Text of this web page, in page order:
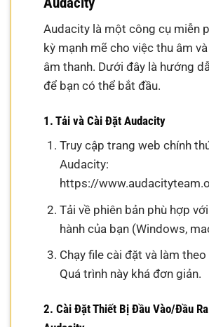
Audacity là một công cụ miễn
kỳ mạnh mẽ cho việc thu âm
âm thanh. Dưới đây là hướng
để bạn có thể bắt đầu.
1. Tải và Cài Đặt Audacity
Truy cập trang web chính
Audacity:
https://
Tải về phiên bản phù hợp
hành của bạn (Windows,
Chạy file cài đặt và làm
Quá trình này khá đơn giản.
2. Cài Đặt Thiết Bị Đầu Vào/Đầu